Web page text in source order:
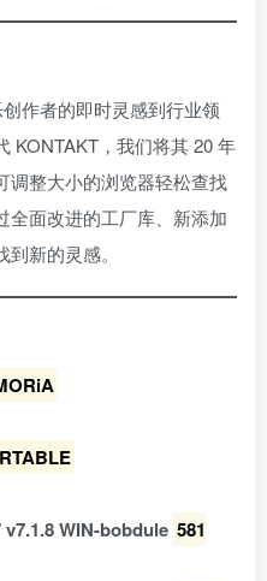
作者的即时灵感到行业领
KONTAKT，我们将其 20 年
调整大小的浏览器轻松查找
全面改进的工厂库、新添加
新的灵感。
WIN-bobdule 581